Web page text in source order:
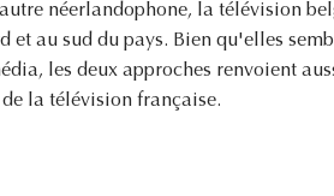
néerlandophone, la télévision
au sud du pays. Bien qu'elles
les deux approches renvoient
la télévision française.